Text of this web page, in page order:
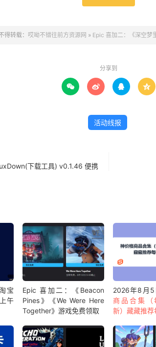
得转载： 哎呦不错往前方资源网 » Epic 喜加二：《深空梦
分享到
   
活动线报
下载工具) v0.1.46 便携
宝
午
Epic 喜加二：《Beacon
Pines》《We Were Here
Together》游戏免费领取
2026年8月5
商品合集（
新）藏藏推荐